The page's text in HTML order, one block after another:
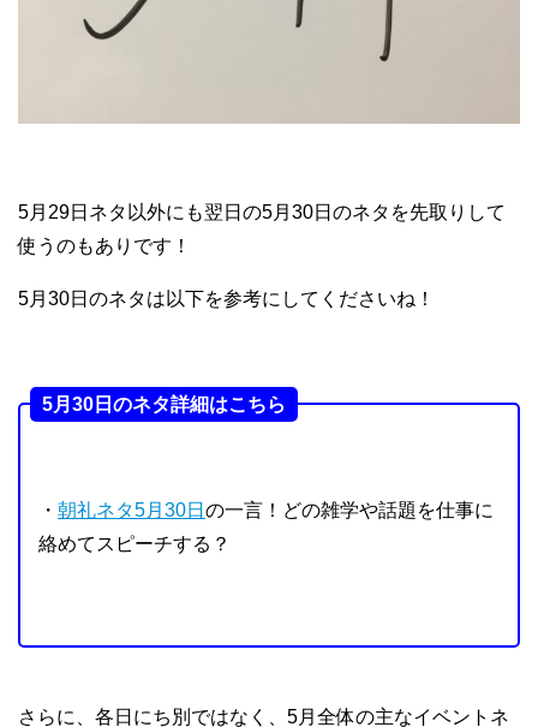
5月29日ネタ以外にも翌日の5月30日のネタを先取りして
使うのもありです！
5月30日のネタは以下を参考にしてくださいね！
5月30日のネタ詳細はこちら
・ 朝礼ネタ5月30日 の一言！どの雑学や話題を仕事に
絡めてスピーチする？
さらに、各日にち別ではなく、5月全体の主なイベントネ